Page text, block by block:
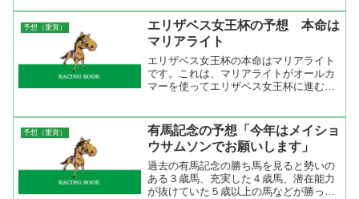
びたサクラグッドラックで２着が馬場の
真ん中に出したリガードシ...
予想（重賞）
エリザベス女王杯の予想 本命は
マリアライト
エリザベス女王杯の本命はマリアライト
です。これは、マリアライトがオールカ
マーを使ってエリザベス女王杯に進むと
じローテーションでエリザベス女王杯に
挑みますが、このようにロ...
予想（重賞）
有馬記念の予想「今年はメイショ
ウサムソンでお願いします」
過去の有馬記念の勝ち馬を見ると勢いの
ある３歳馬、充実した４歳馬、潜在能力
が抜けていた５歳以上の馬などが勝って